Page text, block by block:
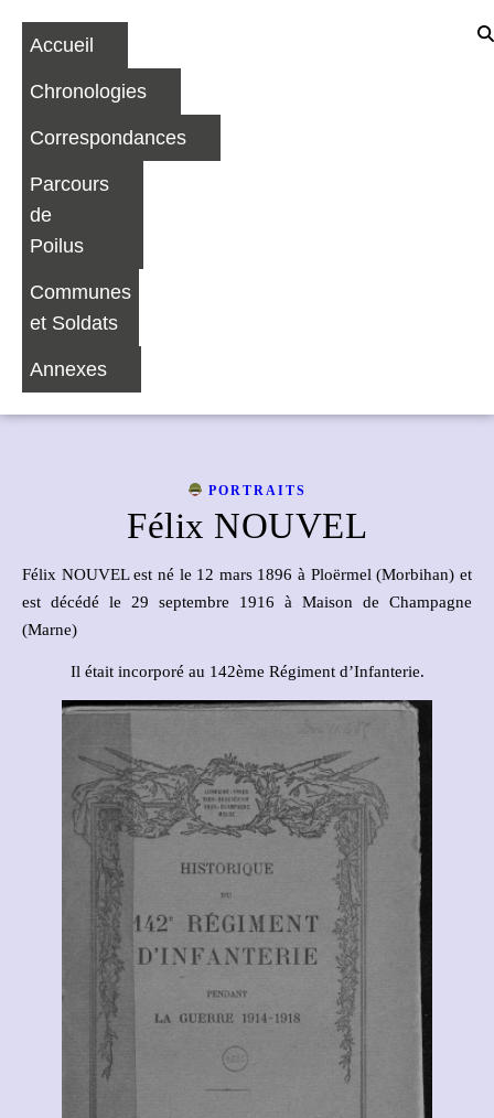
Accueil
Chronologies
Correspondances
Parcours
de
Poilus
Communes
et Soldats
Annexes
PORTRAITS
Félix NOUVEL
Félix NOUVEL est né le 12 mars 1896 à Ploërmel (Morbihan) et
est décédé le 29 septembre 1916 à Maison de Champagne
(Marne)
Il était incorporé au 142ème Régiment d’Infanterie.